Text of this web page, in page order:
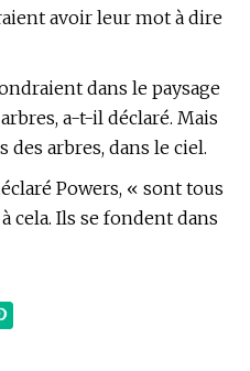
avoir leur mot à dire
dans le paysage
a-t-il déclaré. Mais
des arbres, dans le ciel.
Powers, « sont tous
cela. Ils se fondent dans